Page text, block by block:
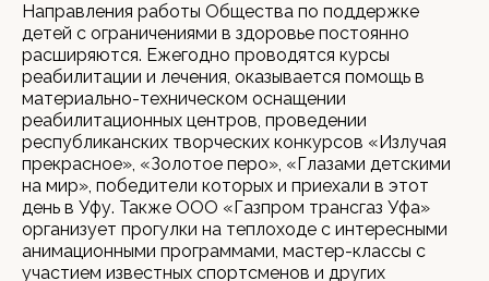
Направления работы Общества по поддержке
детей с ограничениями в здоровье постоянно
расширяются. Ежегодно проводятся курсы
реабилитации и лечения, оказывается помощь в
материально-техническом оснащении
реабилитационных центров, проведении
республиканских творческих конкурсов «Излучая
прекрасное», «Золотое перо», «Глазами детскими
на мир», победители которых и приехали в этот
день в Уфу. Также ООО «Газпром трансгаз Уфа»
организует прогулки на теплоходе с интересными
анимационными программами, мастер-классы с
участием известных спортсменов и других